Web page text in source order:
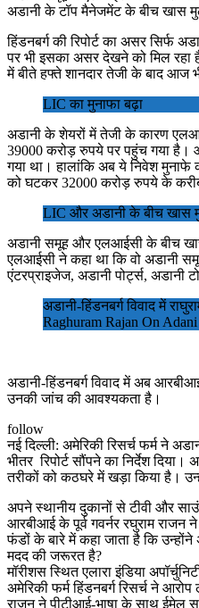
अडानी के टॉप मैनेजमेंट के बीच खास
हिंडनबर्ग की रिपोर्ट का असर
पर भी इसका असर देखने को मिल रहा
में बीते हफ्ते शानदार तेजी के बाद
LIC का मुनाफा बढ़ा
अडानी के शेयरों में तेजी के कारण
39000 करोड़ रुपये पर पहुंच गया है।
गया था। हालांकि अब ये निवेश
को घटकर 32000 करोड़ रुपये के
LIC और अडानी के बीच खास
अडानी समूह और एलआईसी के बीच
एलआईसी ने कहा था कि वो अडानी
एंटरप्राइजेज, अडानी पोर्ट्स, अडानी
अडानी-हिंडनबर्ग विवाद में
Raghuram Rajan On
अडानी-हिंडनबर्ग विवाद में अब
उनकी जांच की आवश्यकता है।
follow
नई दिल्ली: अमेरिकी रिसर्च फर्म ने
भीतर रिपोर्ट सौंपने का निर्देश
तरीकों को कठघरे में खड़ा किया है।
अपने स्थानीय दुकानों से टीवी और
आरबीआई के पूर्व गवर्नर रघुराम
फंडों के बारे में कहा जाता है कि
मदद की जरूरत है?
मॉरीशस स्थित एलारा इंडिया
अमेरिकी फर्म हिंडनबर्ग रिसर्च ने
राजन ने पीटीआई-भाषा के साथ ईमेल